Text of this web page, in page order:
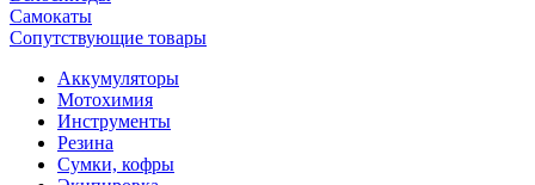
Самокаты
Сопутствующие товары
Аккумуляторы
Мотохимия
Инструменты
Резина
Сумки, кофры